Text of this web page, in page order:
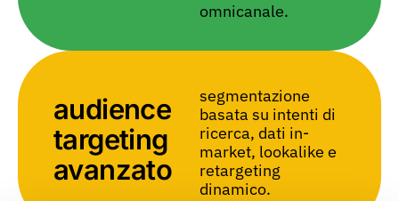
omnicanale.
audience
targeting
avanzato
segmentazione
basata su intenti di
ricerca, dati in-
market, lookalike e
retargeting
dinamico.